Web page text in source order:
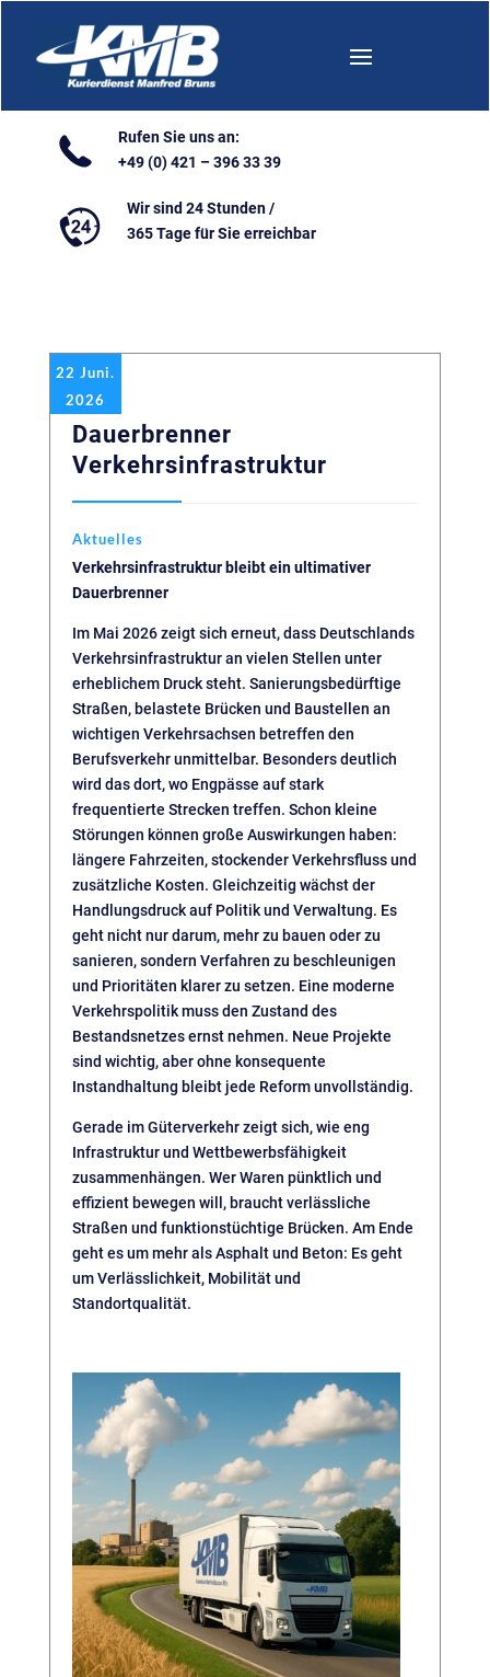
Rufen Sie uns an:
+49 (0) 421 – 396 33 39
Wir sind 24 Stunden /
365 Tage für Sie erreichbar
Dauerbrenner
Verkehrsinfrastruktur
22 Juni.
2026
Aktuelles
Verkehrsinfrastruktur bleibt ein ultimativer
Dauerbrenner
Im Mai 2026 zeigt sich erneut, dass Deutschlands
Verkehrsinfrastruktur an vielen Stellen unter
erheblichem Druck steht. Sanierungsbedürftige
Straßen, belastete Brücken und Baustellen an
wichtigen Verkehrsachsen betreffen den
Berufsverkehr unmittelbar. Besonders deutlich
wird das dort, wo Engpässe auf stark
frequentierte Strecken treffen. Schon kleine
Störungen können große Auswirkungen haben:
längere Fahrzeiten, stockender Verkehrsfluss und
zusätzliche Kosten. Gleichzeitig wächst der
Handlungsdruck auf Politik und Verwaltung. Es
geht nicht nur darum, mehr zu bauen oder zu
sanieren, sondern Verfahren zu beschleunigen
und Prioritäten klarer zu setzen. Eine moderne
Verkehrspolitik muss den Zustand des
Bestandsnetzes ernst nehmen. Neue Projekte
sind wichtig, aber ohne konsequente
Instandhaltung bleibt jede Reform unvollständig.
Gerade im Güterverkehr zeigt sich, wie eng
Infrastruktur und Wettbewerbsfähigkeit
zusammenhängen. Wer Waren pünktlich und
effizient bewegen will, braucht verlässliche
Straßen und funktionstüchtige Brücken. Am Ende
geht es um mehr als Asphalt und Beton: Es geht
um Verlässlichkeit, Mobilität und
Standortqualität.